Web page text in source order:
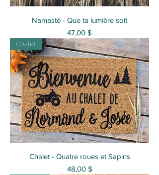
Namasté - Que ta lumière soit
Prix
47,00 $
Chalet
Chalet - Quatre roues et Sapins
Prix
48,00 $